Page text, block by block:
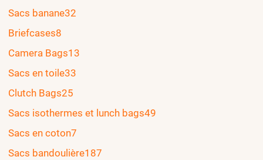
Sacs banane32
Briefcases8
Camera Bags13
Sacs en toile33
Clutch Bags25
Sacs isothermes et lunch bags49
Sacs en coton7
Sacs bandoulière187